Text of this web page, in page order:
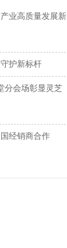
业高质量发展新
护新标杆
分会场彰显灵芝
经销商合作